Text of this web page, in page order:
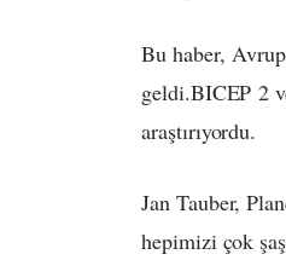
Bu haber,
geldi.BICEP 2
araştırıyordu.
Jan Tauber,
hepimizi çok